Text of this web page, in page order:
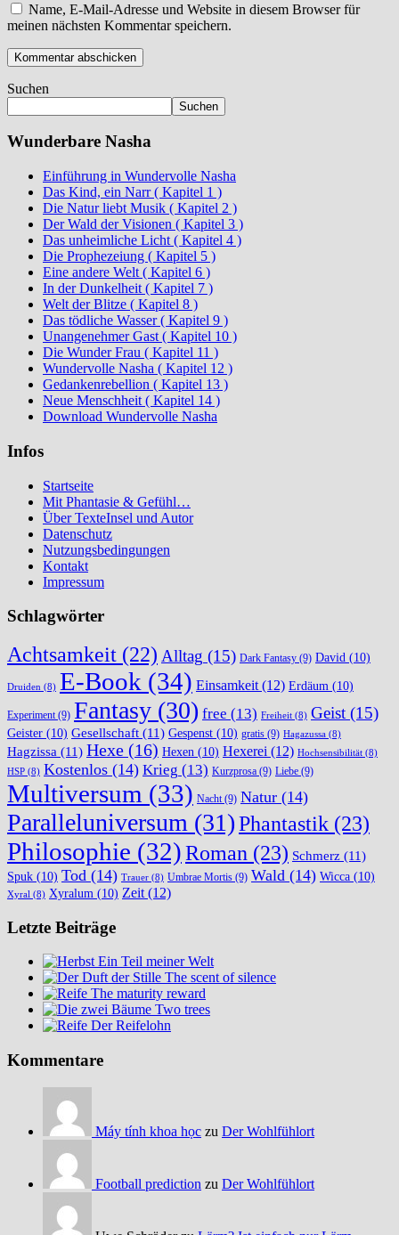
Name, E-Mail-Adresse und Website in diesem Browser für
meinen nächsten Kommentar speichern.
Suchen
Suchen
Wunderbare Nasha
Einführung in Wundervolle Nasha
Das Kind, ein Narr ( Kapitel 1 )
Die Natur liebt Musik ( Kapitel 2 )
Der Wald der Visionen ( Kapitel 3 )
Das unheimliche Licht ( Kapitel 4 )
Die Prophezeiung ( Kapitel 5 )
Eine andere Welt ( Kapitel 6 )
In der Dunkelheit ( Kapitel 7 )
Welt der Blitze ( Kapitel 8 )
Das tödliche Wasser ( Kapitel 9 )
Unangenehmer Gast ( Kapitel 10 )
Die Wunder Frau ( Kapitel 11 )
Wundervolle Nasha ( Kapitel 12 )
Gedankenrebellion ( Kapitel 13 )
Neue Menschheit ( Kapitel 14 )
Download Wundervolle Nasha
Infos
Startseite
Mit Phantasie & Gefühl…
Über TexteInsel und Autor
Datenschutz
Nutzungsbedingungen
Kontakt
Impressum
Schlagwörter
Achtsamkeit (22) Alltag (15) Dark Fantasy (9) David (10)
Druiden (8) E-Book (34) Einsamkeit (12) Erdäum (10)
Experiment(9) Fantasy (30) free (13) Freiheit (8) Geist (15)
Geister (10) Gesellschaft (11) Gespenst (10) gratis (9) Hagazussa (8)
Hagzissa (11) Hexe (16) Hexen (10) Hexerei (12) Hochsensibilität (8)
HSP (8) Kostenlos (14) Krieg (13) Kurzprosa (9) Liebe (9)
Multiversum (33) Nacht(9) Natur (14)
Paralleluniversum (31)Phantastik (23)
Philosophie (32)Roman (23) Schmerz (11)
Spuk (10) Tod (14) Trauer (8) Umbrae Mortis (9) Wald (14) Wicca (10)
Xyral (8) Xyralum (10) Zeit (12)
Letzte Beiträge
Ein Teil meiner Welt
The scent of silence
The maturity reward
Two trees
Der Reifelohn
Kommentare
Máy tính khoa học zu Der Wohlfühlort
Football prediction zu Der Wohlfühlort